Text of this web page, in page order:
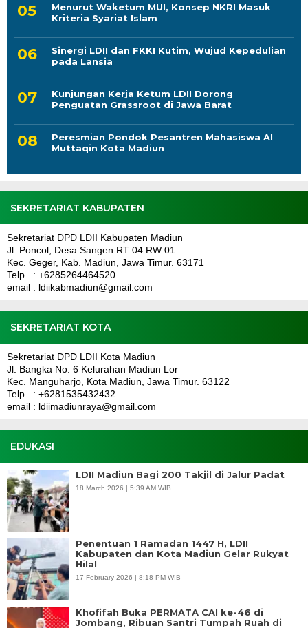
Menurut Waketum MUI, Konsep NKRI Masuk
Kriteria Syariat Islam
Sinergi LDII dan FKKI Kutim, Wujud Kepedulian
pada Lansia
Kunjungan Kerja Ketum LDII Dorong
Penguatan Grassroot di Jawa Barat
Peresmian Pondok Pesantren Mahasiswa Al
Muttaqin Kota Madiun
SEKRETARIAT KABUPATEN
Sekretariat DPD LDII Kabupaten Madiun
Jl. Poncol, Desa Sangen RT 04 RW 01
Kec. Geger, Kab. Madiun, Jawa Timur. 63171
Telp : +6285264464520
email : ldiikabmadiun@gmail.com
SEKRETARIAT KOTA
Sekretariat DPD LDII Kota Madiun
Jl. Bangka No. 6 Kelurahan Madiun Lor
Kec. Manguharjo, Kota Madiun, Jawa Timur. 63122
Telp : +6281535432432
email : ldiimadiunraya@gmail.com
EDUKASI
LDII Madiun Bagi 200 Takjil di Jalur Padat
18 March 2026 | 5:39 AM WIB
Penentuan 1 Ramadan 1447 H, LDII
Kabupaten dan Kota Madiun Gelar Rukyat
Hilal
17 February 2026 | 8:18 PM WIB
Khofifah Buka PERMATA CAI ke-46 di
Jombang, Ribuan Santri Tumpah Ruah di